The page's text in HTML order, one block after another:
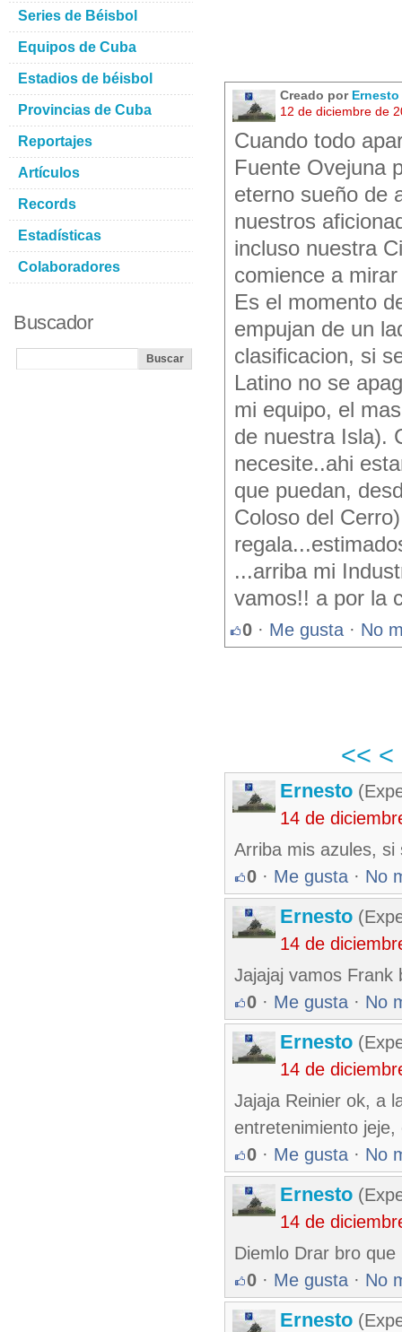
Creado por Ernesto
12 de diciembre de
Cuando todo
Fuente Ovejuna
eterno sueño de
nuestros
incluso nuestra
comience a
Es el momento
empujan de un
clasificacion, si
Latino no se
mi equipo, el
de nuestra Isla).
necesite..ahi
que puedan,
Coloso del
...arriba mi
vamos!! a por la
0 · Me gusta · No
<< <
Ernesto
14 de
Arriba mis azules,
0 · Me gusta · No
Ernesto
14 de
Jajajaj vamos Frank
0 · Me gusta · No
Ernesto
14 de
Jajaja Reinier ok, a
entretenimiento
0 · Me gusta · No
Ernesto
14 de
Diemlo Drar bro
0 · Me gusta · No
Ernesto
Series de Béisbol
Equipos de Cuba
Estadios de béisbol
Provincias de Cuba
Reportajes
Artículos
Records
Estadísticas
Colaboradores
Buscador